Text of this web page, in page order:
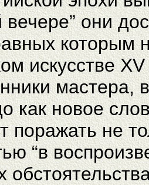
вечере” они
которым
искусстве
мастера,
как новое
поражать не
“в